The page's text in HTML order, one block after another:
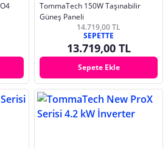
TommaTech 150W Taşınabilir
Güneş Paneli
14.719,00 TL
SEPETTE
13.719,00 TL
Sepete Ekle